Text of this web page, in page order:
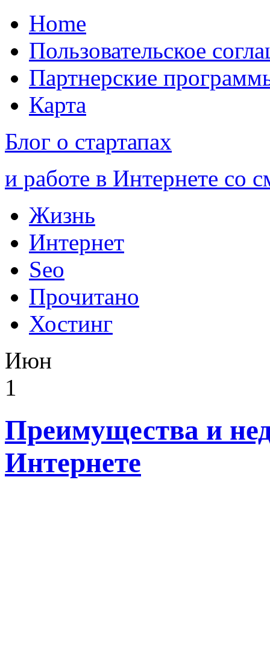
Home
Пользовательское
Партнерские
Карта
Блог о стартапах
и работе в Интернете со
Жизнь
Интернет
Seo
Прочитано
Хостинг
Июн
1
Преимущества и
Интернете